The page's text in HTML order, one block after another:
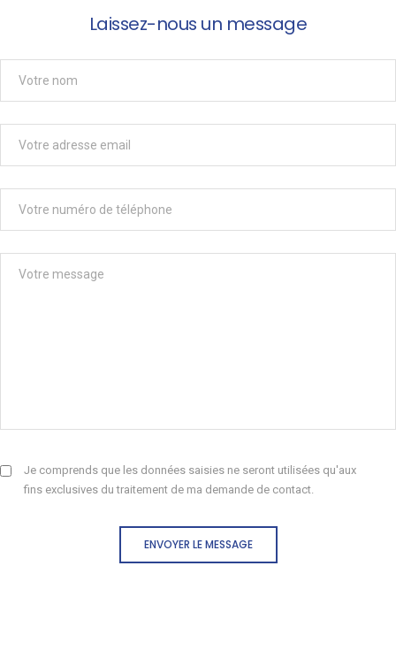
Laissez-nous un message
Je comprends que les données saisies ne seront utilisées qu'aux
fins exclusives du traitement de ma demande de contact.
ENVOYER LE MESSAGE